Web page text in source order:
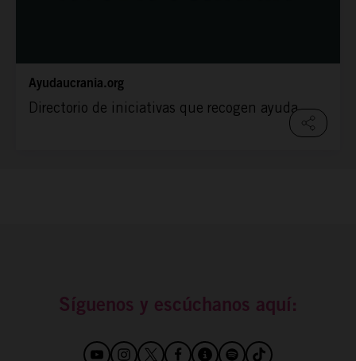
Ayudaucrania.org
Directorio de iniciativas que recogen ayuda.
Síguenos y escúchanos aquí: